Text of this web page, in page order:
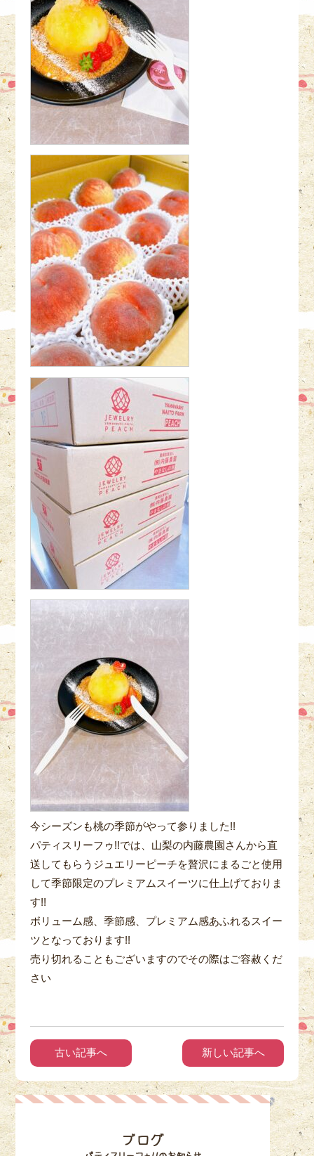
今シーズンも桃の季節がやって参りました!!
パティスリーフゥ!!では、山梨の内藤農園さんから直
送してもらうジュエリーピーチを贅沢にまるごと使用
して季節限定のプレミアムスイーツに仕上げておりま
す!!
ボリューム感、季節感、プレミアム感あふれるスイー
ツとなっております!!
売り切れることもございますのでその際はご容赦くだ
さい
古い記事へ 新しい記事へ